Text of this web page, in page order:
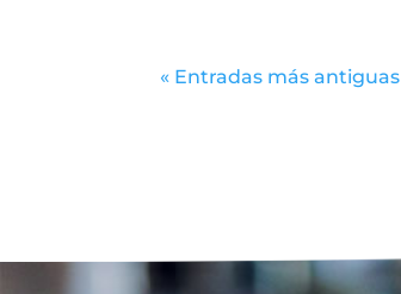
« Entradas más antiguas